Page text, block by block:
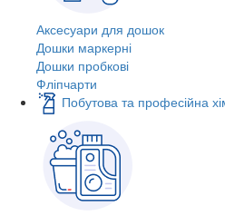
Аксесуари для дошок
Дошки маркерні
Дошки пробкові
Фліпчарти
Побутова та професійна